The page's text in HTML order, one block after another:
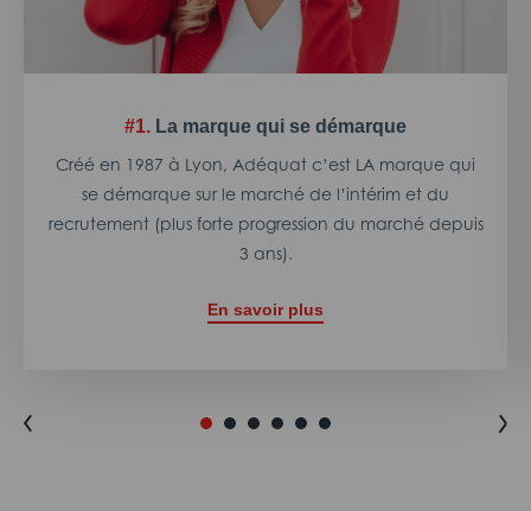
#1. La marque qui se démarque
Créé en 1987 à Lyon, Adéquat c’est LA marque qui
se démarque sur le marché de l’intérim et du
recrutement (plus forte progression du marché depuis
3 ans).
En savoir plus